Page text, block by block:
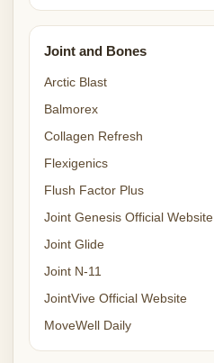
Joint and Bones
Arctic Blast
Balmorex
Collagen Refresh
Flexigenics
Flush Factor Plus
Joint Genesis Official Website
Joint Glide
Joint N-11
JointVive Official Website
MoveWell Daily